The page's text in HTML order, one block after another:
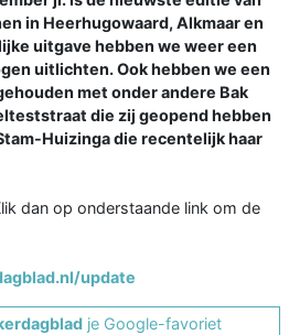
in Heerhugowaard, Alkmaar en
uitgave hebben we weer een
uitlichten. Ook hebben we een
met onder andere Bak
die zij geopend hebben
Huizinga die recentelijk haar
dan op onderstaande link om de
update
je Google-favoriet